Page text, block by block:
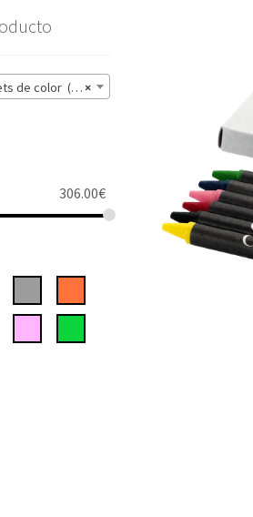
×
de color (14)
306.00€